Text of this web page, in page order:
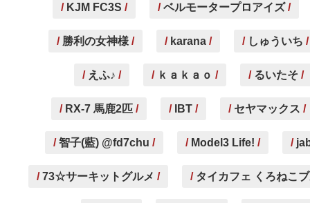
KJM FC3S ベルモータープロアイズ
勝利の女神様 karana しゅういち
えふ♪ ｋａｋａｏ るいたそ
RX-7 馬鹿2匹 IBT セヤマックス
智子(藍) @fd7chu Model3 Life!
73☆サーキットグルメ タイカフェ くろねこ